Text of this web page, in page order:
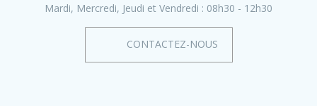
Mardi, Mercredi, Jeudi et Vendredi : 08h30 - 12h30
CONTACTEZ-NOUS